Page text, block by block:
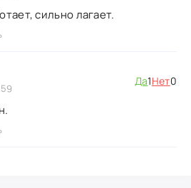
сильно лагает.
Да1Нет0